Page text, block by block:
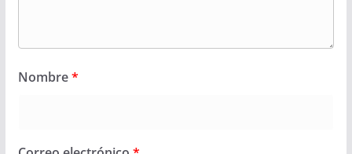
Nombre*